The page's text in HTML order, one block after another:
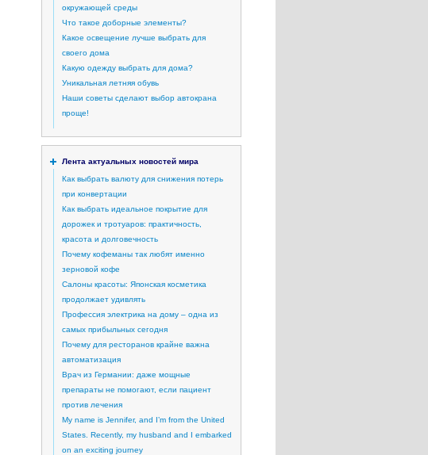
окружающей среды
Что такое доборные элементы?
Какое освещение лучше выбрать для
своего дома
Какую одежду выбрать для дома?
Уникальная летняя обувь
Наши советы сделают выбор автокрана
проще!
Лента актуальных новостей мира
Как выбрать валюту для снижения потерь
при конвертации
Как выбрать идеальное покрытие для
дорожек и тротуаров: практичность,
красота и долговечность
Почему кофеманы так любят именно
зерновой кофе
Салоны красоты: Японская косметика
продолжает удивлять
Профессия электрика на дому – одна из
самых прибыльных сегодня
Почему для ресторанов крайне важна
автоматизация
Врач из Германии: даже мощные
препараты не помогают, если пациент
против лечения
My name is Jennifer, and I’m from the United
States. Recently, my husband and I embarked
on an exciting journey